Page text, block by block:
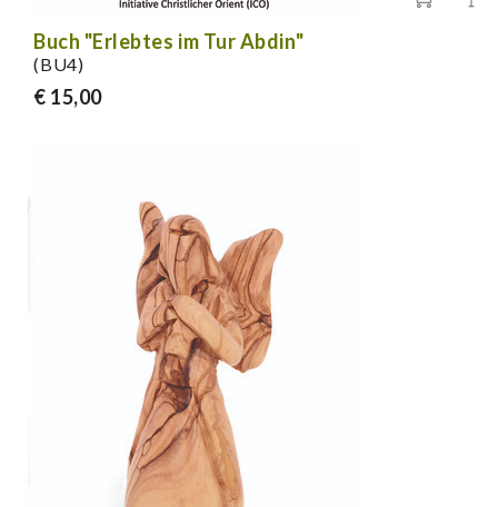
Buch "Erlebtes im Tur Abdin"
(BU4)
€ 15,00